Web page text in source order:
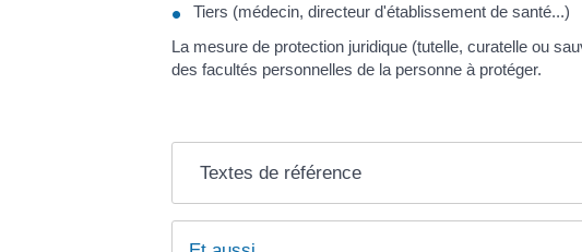
Tiers (médecin, directeur d'établissement de santé...)
La mesure de protection juridique (tutelle, curatelle ou
des facultés personnelles de la personne à protéger.
Textes de référence